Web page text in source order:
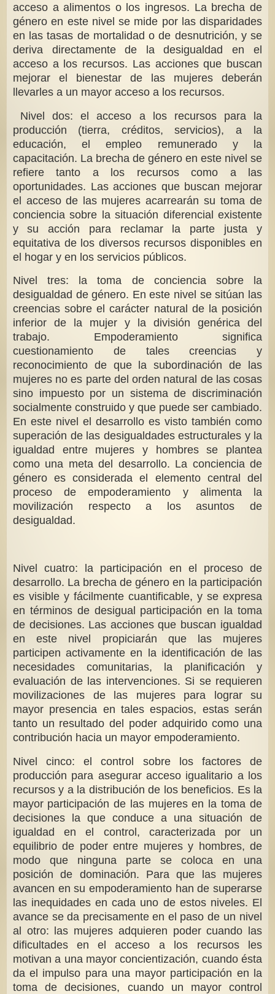
acceso a alimentos o los ingresos. La brecha de
género en este nivel se mide por las disparidades
en las tasas de mortalidad o de desnutrición, y se
deriva directamente de la desigualdad en el
acceso a los recursos. Las acciones que buscan
mejorar el bienestar de las mujeres deberán
llevarles a un mayor acceso a los recursos.
Nivel dos: el acceso a los recursos para la
producción (tierra, créditos, servicios), a la
educación, el empleo remunerado y la
capacitación. La brecha de género en este nivel se
refiere tanto a los recursos como a las
oportunidades. Las acciones que buscan mejorar
el acceso de las mujeres acarrearán su toma de
conciencia sobre la situación diferencial existente
y su acción para reclamar la parte justa y
equitativa de los diversos recursos disponibles en
el hogar y en los servicios públicos.
Nivel tres: la toma de conciencia sobre la
desigualdad de género. En este nivel se sitúan las
creencias sobre el carácter natural de la posición
inferior de la mujer y la división genérica del
trabajo. Empoderamiento significa
cuestionamiento de tales creencias y
reconocimiento de que la subordinación de las
mujeres no es parte del orden natural de las cosas
sino impuesto por un sistema de discriminación
socialmente construido y que puede ser cambiado.
En este nivel el desarrollo es visto también como
superación de las desigualdades estructurales y la
igualdad entre mujeres y hombres se plantea
como una meta del desarrollo. La conciencia de
género es considerada el elemento central del
proceso de empoderamiento y alimenta la
movilización respecto a los asuntos de
desigualdad.
Nivel cuatro: la participación en el proceso de
desarrollo. La brecha de género en la participación
es visible y fácilmente cuantificable, y se expresa
en términos de desigual participación en la toma
de decisiones. Las acciones que buscan igualdad
en este nivel propiciarán que las mujeres
participen activamente en la identificación de las
necesidades comunitarias, la planificación y
evaluación de las intervenciones. Si se requieren
movilizaciones de las mujeres para lograr su
mayor presencia en tales espacios, estas serán
tanto un resultado del poder adquirido como una
contribución hacia un mayor empoderamiento.
Nivel cinco: el control sobre los factores de
producción para asegurar acceso igualitario a los
recursos y a la distribución de los beneficios. Es la
mayor participación de las mujeres en la toma de
decisiones la que conduce a una situación de
igualdad en el control, caracterizada por un
equilibrio de poder entre mujeres y hombres, de
modo que ninguna parte se coloca en una
posición de dominación. Para que las mujeres
avancen en su empoderamiento han de superarse
las inequidades en cada uno de estos niveles. El
avance se da precisamente en el paso de un nivel
al otro: las mujeres adquieren poder cuando las
dificultades en el acceso a los recursos les
motivan a una mayor concientización, cuando ésta
da el impulso para una mayor participación en la
toma de decisiones, cuando un mayor control